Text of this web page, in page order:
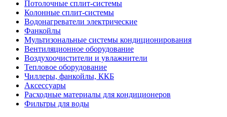
Потолочные сплит-системы
Колонные сплит-системы
Водонагреватели электрические
Фанкойлы
Мультизональные системы кондиционирования
Вентиляционное оборудование
Воздухоочистители и увлажнители
Тепловое оборудование
Чиллеры, фанкойлы, ККБ
Аксессуары
Расходные материалы для кондиционеров
Фильтры для воды